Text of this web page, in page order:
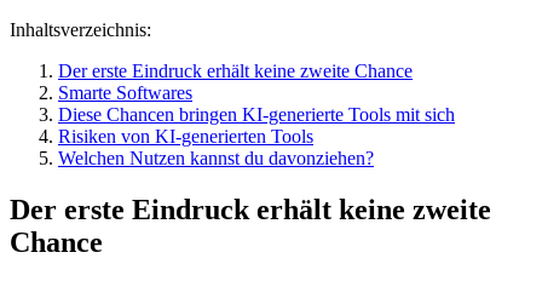
Inhaltsverzeichnis:
Der erste Eindruck erhält keine zweite Chance
Smarte Softwares
Diese Chancen bringen KI-generierte Tools mit sich
Risiken von KI-generierten Tools
Welchen Nutzen kannst du davonziehen?
Der erste Eindruck erhält keine zweite
Chance